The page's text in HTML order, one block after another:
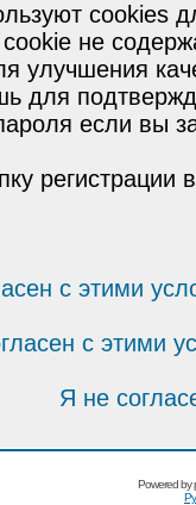
cookies
не
улучшения
для
если вы
регистрации
с этими
с этими
Я не
Powered by